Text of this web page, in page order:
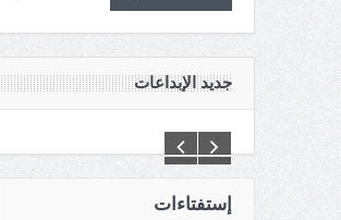
جديد الإبداعات
إستفتاءات